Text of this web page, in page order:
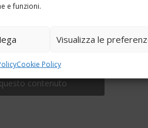
e funzioni.
Visualizza le
Cookie Policy
i cookie marketing e
contenuto